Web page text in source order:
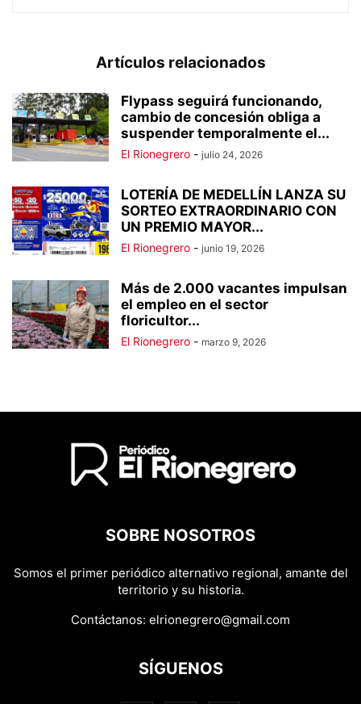
Artículos relacionados
Flypass seguirá funcionando,
cambio de concesión obliga a
suspender temporalmente el...
El Rionegrero - julio 24, 2026
LOTERÍA DE MEDELLÍN LANZA SU
SORTEO EXTRAORDINARIO CON
UN PREMIO MAYOR...
El Rionegrero - junio 19, 2026
Más de 2.000 vacantes impulsan
el empleo en el sector
floricultor...
El Rionegrero - marzo 9, 2026
SOBRE NOSOTROS
Somos el primer periódico alternativo regional, amante del
territorio y su historia.
Contáctanos: elrionegrero@gmail.com
SÍGUENOS